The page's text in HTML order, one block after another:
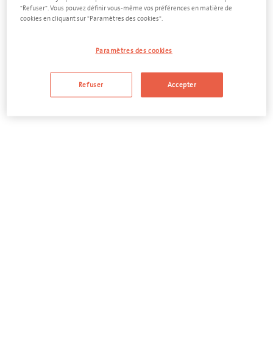
PMC, papier, déchets résiduels, carton, documents
confidentiels,etc. Pour chaque flux et volume de déchets, nous
"Refuser". Vous pouvez définir vous-même vos préférences en matière de
cookies en cliquant sur "Paramètres des cookies".
Paramètres des cookies
Refuser Accepter